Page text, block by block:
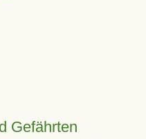
Gefährten